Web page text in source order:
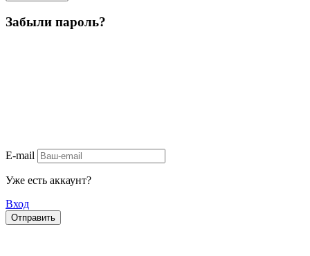
Забыли пароль?
E-mail
Уже есть аккаунт?
Вход
Отправить